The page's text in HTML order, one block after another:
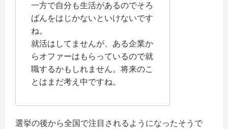
一方で自分も生活があるのでそろ
ばんをはじかないといけないです
ね。
就活はしてませんが、ある企業か
らオファーはもらっているので就
職するかもしれません。将来のこ
とはまだ考え中ですね。
選挙の後から全国で注目されるようになったそうで